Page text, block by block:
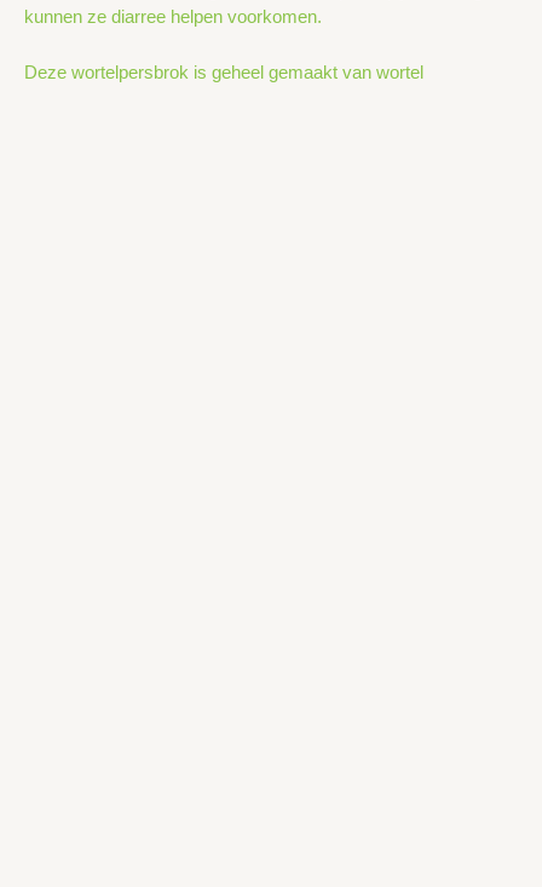
kunnen ze diarree helpen voorkomen.
Deze wortelpersbrok is geheel gemaakt van wortel